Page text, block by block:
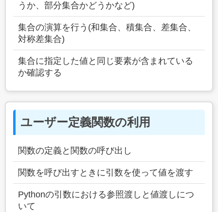
うか、部分集合かどうかなど)
集合の演算を行う(和集合、積集合、差集合、
対称差集合)
集合に指定した値と同じ要素が含まれている
か確認する
ユーザー定義関数の利用
関数の定義と関数の呼び出し
関数を呼び出すときに引数を使って値を渡す
Pythonの引数における参照渡しと値渡しにつ
いて